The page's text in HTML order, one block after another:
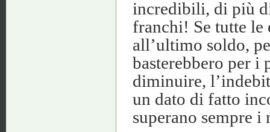
incredibili, di più
franchi! Se tutte le
all’ultimo soldo,
basterebbero per
diminuire,
un dato di fatto
superano sempre i